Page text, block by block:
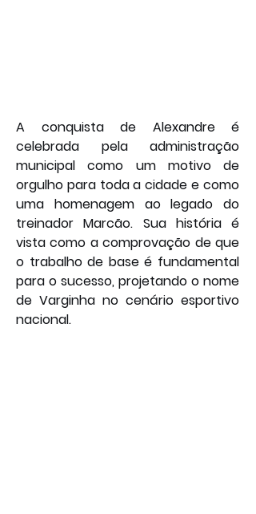
A conquista de Alexandre é
celebrada pela administração
municipal como um motivo de
orgulho para toda a cidade e como
uma homenagem ao legado do
treinador Marcão. Sua história é
vista como a comprovação de que
o trabalho de base é fundamental
para o sucesso, projetando o nome
de Varginha no cenário esportivo
nacional.